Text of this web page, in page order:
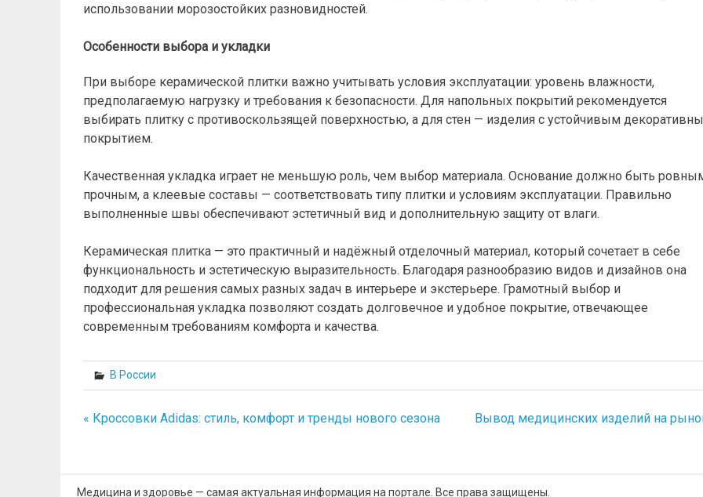
использовании морозостойких разновидностей.
Особенности выбора и укладки
При выборе керамической плитки важно учитывать условия эксплуатации: уровень влажности,
предполагаемую нагрузку и требования к безопасности. Для напольных покрытий рекомендуется
выбирать плитку с противоскользящей поверхностью, а для стен — изделия с устойчивым
покрытием.
Качественная укладка играет не меньшую роль, чем выбор материала. Основание должно быть
прочным, а клеевые составы — соответствовать типу плитки и условиям эксплуатации. Правильно
выполненные швы обеспечивают эстетичный вид и дополнительную защиту от влаги.
Керамическая плитка — это практичный и надёжный отделочный материал, который сочетает в себе
функциональность и эстетическую выразительность. Благодаря разнообразию видов и дизайнов она
подходит для решения самых разных задач в интерьере и экстерьере. Грамотный выбор и
профессиональная укладка позволяют создать долговечное и удобное покрытие, отвечающее
современным требованиям комфорта и качества.
В России
Навигация
« Кроссовки Adidas: стиль, комфорт и тренды нового сезона Вывод медицинских изделий на
Медицина и здоровье — самая актуальная информация на портале. Все права защищены.